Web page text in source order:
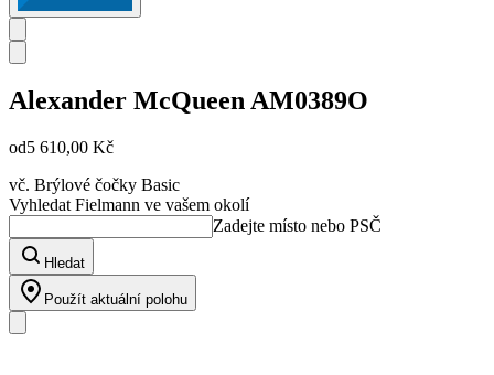
Alexander McQueenAM0389O
od5 610,00 Kč
vč. Brýlové čočky Basic
Vyhledat Fielmann ve vašem okolí
Zadejte místo nebo PSČ
Hledat
Použít aktuální polohu